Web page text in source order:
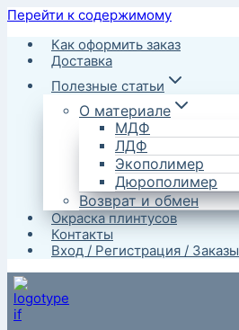
Перейти к содержимому
Как оформить заказ
Доставка
Полезные статьи
О материале
МДФ
ЛДФ
Экополимер
Дюрополимер
Возврат и обмен
Окраска плинтусов
Контакты
Вход / Регистрация / Заказы